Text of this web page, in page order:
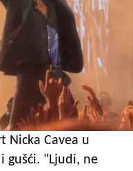
Nicka Cavea u
gušći. "Ljudi, ne